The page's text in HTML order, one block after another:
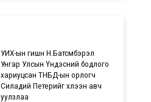
УИХ-ын гишүүн Н.Батсүмбэрэл
Унгар Улсын Үндэсний бодлого
хариуцсан ТНБД-ын орлогч
Силадий Петерийг хүлээн авч
уулзлаа